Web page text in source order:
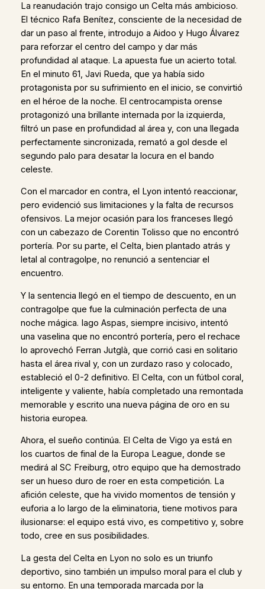
La reanudación trajo consigo un Celta más ambicioso.
El técnico Rafa Benítez, consciente de la necesidad de
dar un paso al frente, introdujo a Aidoo y Hugo Álvarez
para reforzar el centro del campo y dar más
profundidad al ataque. La apuesta fue un acierto total.
En el minuto 61, Javi Rueda, que ya había sido
protagonista por su sufrimiento en el inicio, se convirtió
en el héroe de la noche. El centrocampista orense
protagonizó una brillante internada por la izquierda,
filtró un pase en profundidad al área y, con una llegada
perfectamente sincronizada, remató a gol desde el
segundo palo para desatar la locura en el bando
celeste.
Con el marcador en contra, el Lyon intentó reaccionar,
pero evidenció sus limitaciones y la falta de recursos
ofensivos. La mejor ocasión para los franceses llegó
con un cabezazo de Corentin Tolisso que no encontró
portería. Por su parte, el Celta, bien plantado atrás y
letal al contragolpe, no renunció a sentenciar el
encuentro.
Y la sentencia llegó en el tiempo de descuento, en un
contragolpe que fue la culminación perfecta de una
noche mágica. Iago Aspas, siempre incisivo, intentó
una vaselina que no encontró portería, pero el rechace
lo aprovechó Ferran Jutglà, que corrió casi en solitario
hasta el área rival y, con un zurdazo raso y colocado,
estableció el 0-2 definitivo. El Celta, con un fútbol coral,
inteligente y valiente, había completado una remontada
memorable y escrito una nueva página de oro en su
historia europea.
Ahora, el sueño continúa. El Celta de Vigo ya está en
los cuartos de final de la Europa League, donde se
medirá al SC Freiburg, otro equipo que ha demostrado
ser un hueso duro de roer en esta competición. La
afición celeste, que ha vivido momentos de tensión y
euforia a lo largo de la eliminatoria, tiene motivos para
ilusionarse: el equipo está vivo, es competitivo y, sobre
todo, cree en sus posibilidades.
La gesta del Celta en Lyon no solo es un triunfo
deportivo, sino también un impulso moral para el club y
su entorno. En una temporada marcada por la